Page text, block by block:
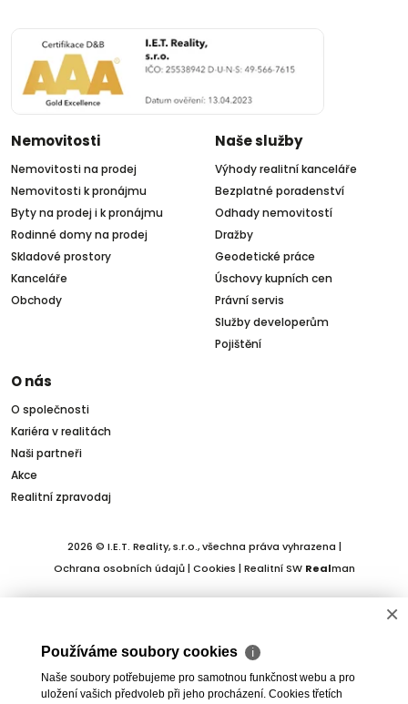
Nemovitosti
Nemovitosti na prodej
Nemovitosti k pronájmu
Byty na prodej i k pronájmu
Rodinné domy na prodej
Skladové prostory
Kanceláře
Obchody
Naše služby
Výhody realitní kanceláře
Bezplatné poradenství
Odhady nemovitostí
Dražby
Geodetické práce
Úschovy kupních cen
Právní servis
Služby developerům
Pojištění
O nás
O společnosti
Kariéra v realitách
Naši partneři
Akce
Realitní zpravodaj
2026 © I.E.T. Reality, s.r.o., všechna práva vyhrazena |
Ochrana osobních údajů| Cookies | Realitní SW Realman
×
Používáme soubory cookies ℹ
Naše soubory potřebujeme pro samotnou funkčnost webu a pro
uložení vašich předvoleb při jeho procházení. Cookies třetích